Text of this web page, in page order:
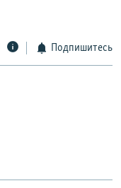
Подпишитесь